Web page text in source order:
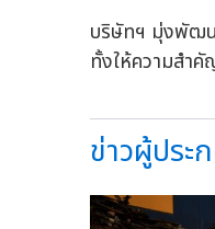
บริษัทฯ มุ่งพัฒน
ทั้งให้ความสำ
ข่าวผู้ประ